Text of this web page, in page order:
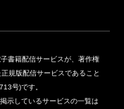
書籍配信サービスが、著作権
規版配信サービスであること
号)です。
示しているサービスの一覧は